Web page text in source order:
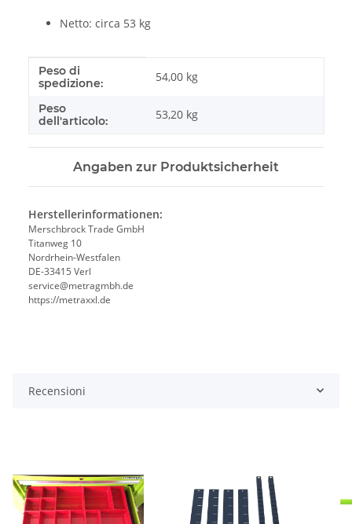
Netto: circa 53 kg
#productDetails.itemInformation#
#productDetails.itemValue#
Peso di
spedizione:
54,00 kg
Peso
dell'articolo:
53,20 kg
Angaben zur Produktsicherheit
Herstellerinformationen:
Merschbrock Trade GmbH
Titanweg 10
Nordrhein-Westfalen
DE-33415 Verl
service@metragmbh.de
https://metraxxl.de
Recensioni